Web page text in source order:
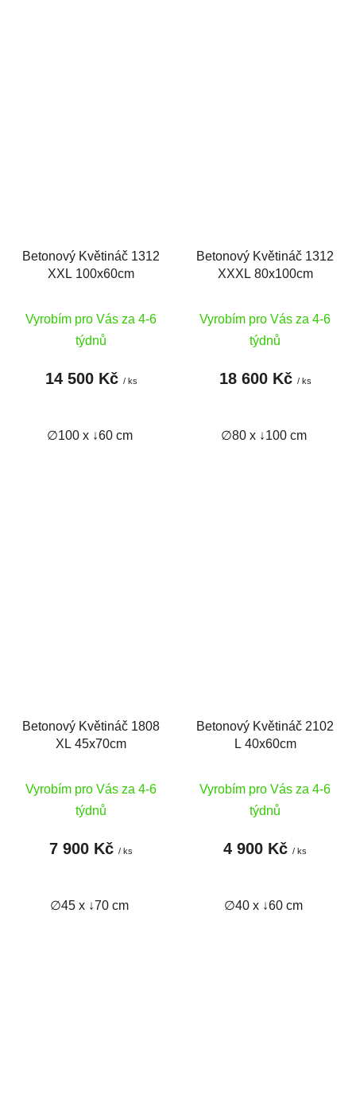
Betonový Květináč 1312
XXL 100x60cm
Vyrobím pro Vás za 4-6
týdnů
14 500 Kč / ks
∅100 x ↓60 cm
Betonový Květináč 1312
XXXL 80x100cm
Vyrobím pro Vás za 4-6
týdnů
18 600 Kč / ks
∅80 x ↓100 cm
Betonový Květináč 1808
XL 45x70cm
Vyrobím pro Vás za 4-6
týdnů
7 900 Kč / ks
∅45 x ↓70 cm
Betonový Květináč 2102
L 40x60cm
Vyrobím pro Vás za 4-6
týdnů
4 900 Kč / ks
∅40 x ↓60 cm